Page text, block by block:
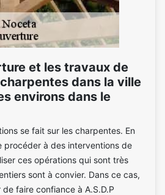
et les travaux de
dans la ville
environs dans le
se fait sur les charpentes. En
procéder à des interventions de
ces opérations qui sont très
sont à convier. Dans ce cas,
faire confiance à A.S.D.P